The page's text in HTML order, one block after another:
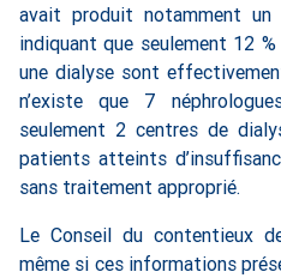
avait produit notamment un
indiquant que seulement 12
une dialyse sont
n’existe que 7
seulement 2 centres de
patients atteints
sans traitement approprié.
Le Conseil du contentieux
même si ces informations